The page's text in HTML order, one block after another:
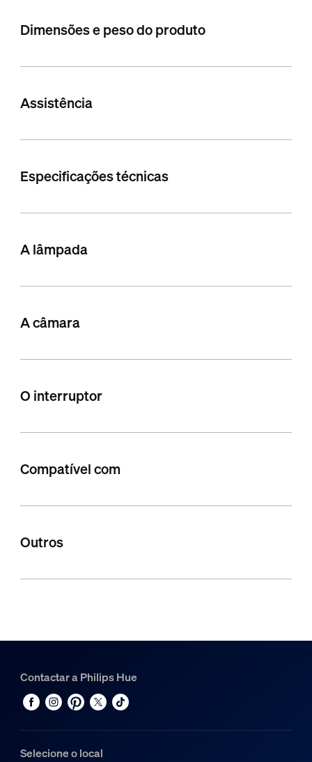
Dimensões e peso do produto
Assistência
Especificações técnicas
A lâmpada
A câmara
O interruptor
Compatível com
Outros
Contactar a Philips Hue
Selecione o local